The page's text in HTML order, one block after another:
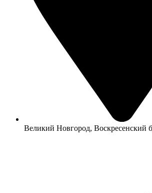
Великий Новгород, Воскресенский